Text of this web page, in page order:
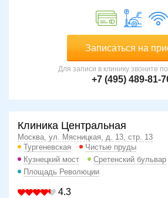
Записаться на
Для записи в клинику звоните
+7 (495) 489-81-
Клиника Центральная
Москва, ул. Мясницкая, д. 13, стр. 13
Тургеневская
Чистые пруды
Кузнецкий мост
Сретенский бульвар
Площадь Революции
4.3